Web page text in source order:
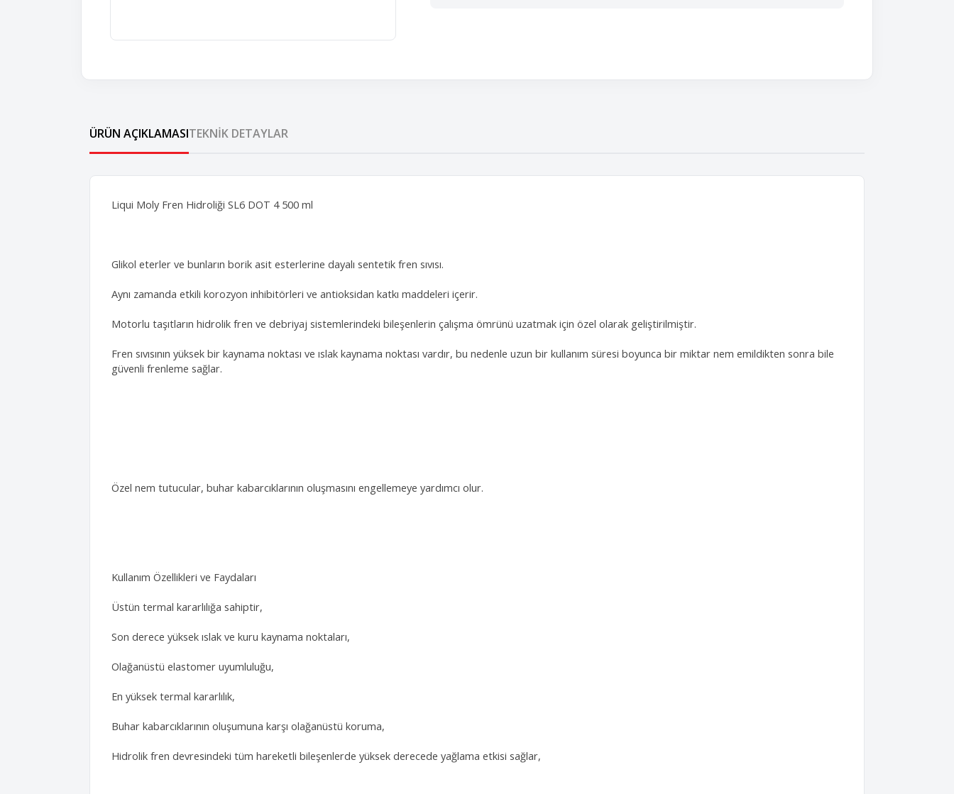
ÜRÜN AÇIKLAMASITEKNIK DETAYLAR
Liqui Moly Fren Hidroliği SL6 DOT 4 500 ml
Glikol eterler ve bunların borik asit esterlerine dayalı sentetik fren sıvısı.
Aynı zamanda etkili korozyon inhibitörleri ve antioksidan katkı maddeleri içerir.
Motorlu taşıtların hidrolik fren ve debriyaj sistemlerindeki bileşenlerin çalışma ömrünü uzatmak için özel olarak geliştirilmiştir.
Fren sıvısının yüksek bir kaynama noktası ve ıslak kaynama noktası vardır, bu nedenle uzun bir kullanım süresi boyunca bir miktar nem emildikten sonra bile
güvenli frenleme sağlar.
Özel nem tutucular, buhar kabarcıklarının oluşmasını engellemeye yardımcı olur.
Kullanım Özellikleri ve Faydaları
Üstün termal kararlılığa sahiptir,
Son derece yüksek ıslak ve kuru kaynama noktaları,
Olağanüstü elastomer uyumluluğu,
En yüksek termal kararlılık,
Buhar kabarcıklarının oluşumuna karşı olağanüstü koruma,
Hidrolik fren devresindeki tüm hareketli bileşenlerde yüksek derecede yağlama etkisi sağlar,